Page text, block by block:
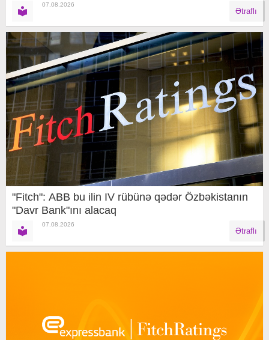
07.08.2026
Ətraflı
"Fitch": ABB bu ilin IV rübünə qədər Özbəkistanın
"Davr Bank"ını alacaq
07.08.2026
Ətraflı